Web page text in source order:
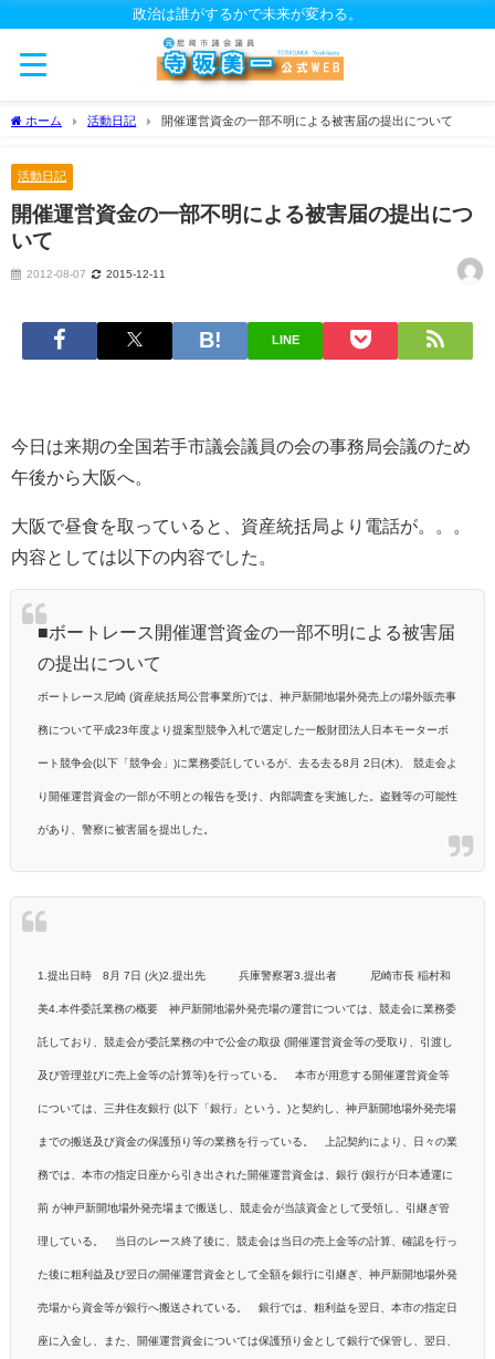
政治は誰がするかで未来が変わる。
ホーム 活動日記 開催運営資金の一部不明による被害届の提出について
活動日記
開催運営資金の一部不明による被害届の提出につ
いて
2012-08-07 2015-12-11
LINE
今日は来期の全国若手市議会議員の会の事務局会議のため
午後から大阪へ。
大阪で昼食を取っていると、資産統括局より電話が。。。
内容としては以下の内容でした。
■ボートレース開催運営資金の一部不明による被害届
の提出について
ボートレース 尼崎 (資産統括局公営事業所)では、神戸新開地場外発売上の場外販売事
務について平成23年度より提案型競争入札で選定した一般財団法人日本モーターボ
ート競争会(以下「競争会」)に業務委託しているが、去る去る8月 2日(木)、 競走会よ
り開催運営資金の一部が不明との報告を受け、内部調査を実施した。 盗難等の可能性
があり、警察に被害届を提出した。
1.提出日時 8月 7日 (火)2.提出先 兵庫警察署3.提出者 尼崎市長 稲村和
美4.本件委託業務の概要 神戸新開地湯外発売場の運営については、競走会に業務委
託しており、競走会が委託業務の中で公金の取扱 (開催運営資金等の受取り、引渡し
及び管理並びに売上金等の計算等)を行っている。 本市が用意する開催運営資金等
については、三井住友銀行 (以下「銀行」という。)と契約し、神 戸新開地場外発売場
までの搬送及び資金の保護預り等の業務を行っている。 上記契約により、日々の業
務では、本市の指定日座から引き出された開催運営資金は、銀行 (銀行が日本通運に
荊 が神戸新開地場外発売場まで搬送し、競走会が当該資金として受領し、引継 ぎ管
理している。 当日のレース終了後に、競走会は当日の売上金等の計算、確認を行っ
た後に粗利益及び翌日の開催運営資金として全額を銀行に引継ぎ、神戸新開地場外発
売場から資金等が銀行へ 搬送されている。 銀行では、粗利益を翌日、本市の指定日
座に入金し、また、開催運営資金については保護預り金 として銀行で保管し、翌日、